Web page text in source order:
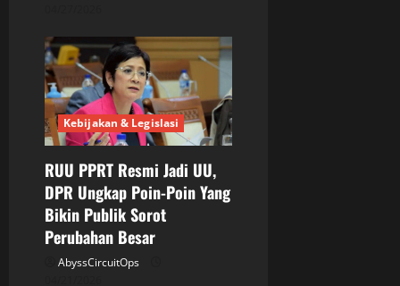
Kebijakan & Legislasi
RUU PPRT Resmi Jadi UU,
DPR Ungkap Poin-Poin Yang
Bikin Publik Sorot
Perubahan Besar
AbyssCircuitOps